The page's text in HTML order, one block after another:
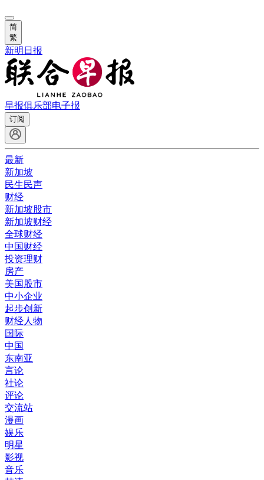
简
繁
新明日报
早报俱乐部电子报
订阅
最新
新加坡
民生民声
财经
新加坡股市
新加坡财经
全球财经
中国财经
投资理财
房产
美国股市
中小企业
起步创新
财经人物
国际
中国
东南亚
言论
社论
评论
交流站
漫画
娱乐
明星
影视
音乐